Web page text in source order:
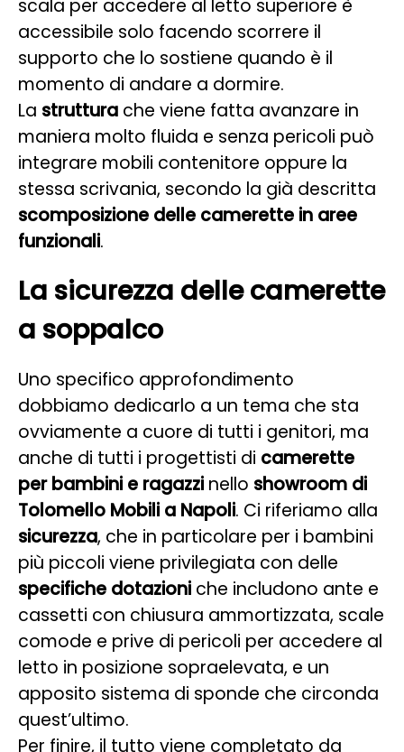
scala per accedere al letto superiore è
accessibile solo facendo scorrere il
supporto che lo sostiene quando è il
momento di andare a dormire.
La struttura che viene fatta avanzare in
maniera molto fluida e senza pericoli può
integrare mobili contenitore oppure la
stessa scrivania, secondo la già descritta
scomposizione delle camerette in aree
funzionali.
La sicurezza delle camerette
a soppalco
Uno specifico approfondimento
dobbiamo dedicarlo a un tema che sta
ovviamente a cuore di tutti i genitori, ma
anche di tutti i progettisti di camerette
per bambini e ragazzi nello showroom di
Tolomello Mobili a Napoli. Ci riferiamo alla
sicurezza, che in particolare per i bambini
più piccoli viene privilegiata con delle
specifiche dotazioni che includono ante e
cassetti con chiusura ammortizzata, scale
comode e prive di pericoli per accedere al
letto in posizione sopraelevata, e un
apposito sistema di sponde che circonda
quest’ultimo.
Per finire, il tutto viene completato da